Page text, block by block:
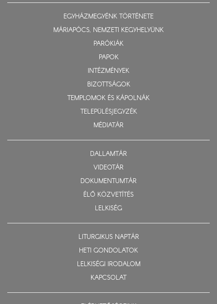
EGYHÁZMEGYÉNK TÖRTÉNETE
MÁRIAPÓCS, NEMZETI KEGYHELYÜNK
PARÓKIÁK
PAPOK
INTÉZMÉNYEK
BIZOTTSÁGOK
TEMPLOMOK ÉS KÁPOLNÁK
TELEPÜLÉSJEGYZÉK
MÉDIATÁR
DALLAMTÁR
VIDEOTÁR
DOKUMENTUMTÁR
ÉLŐ KÖZVETÍTÉS
LELKISÉG
LITURGIKUS NAPTÁR
HETI GONDOLATOK
LELKISÉGI IRODALOM
KAPCSOLAT